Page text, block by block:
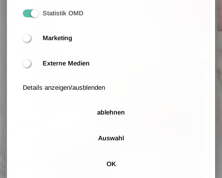
Anrede
Nachname
Statistik OMD
Marketing
Externe Medien
Details anzeigen/ausblenden
ablehnen
Auswahl
OK